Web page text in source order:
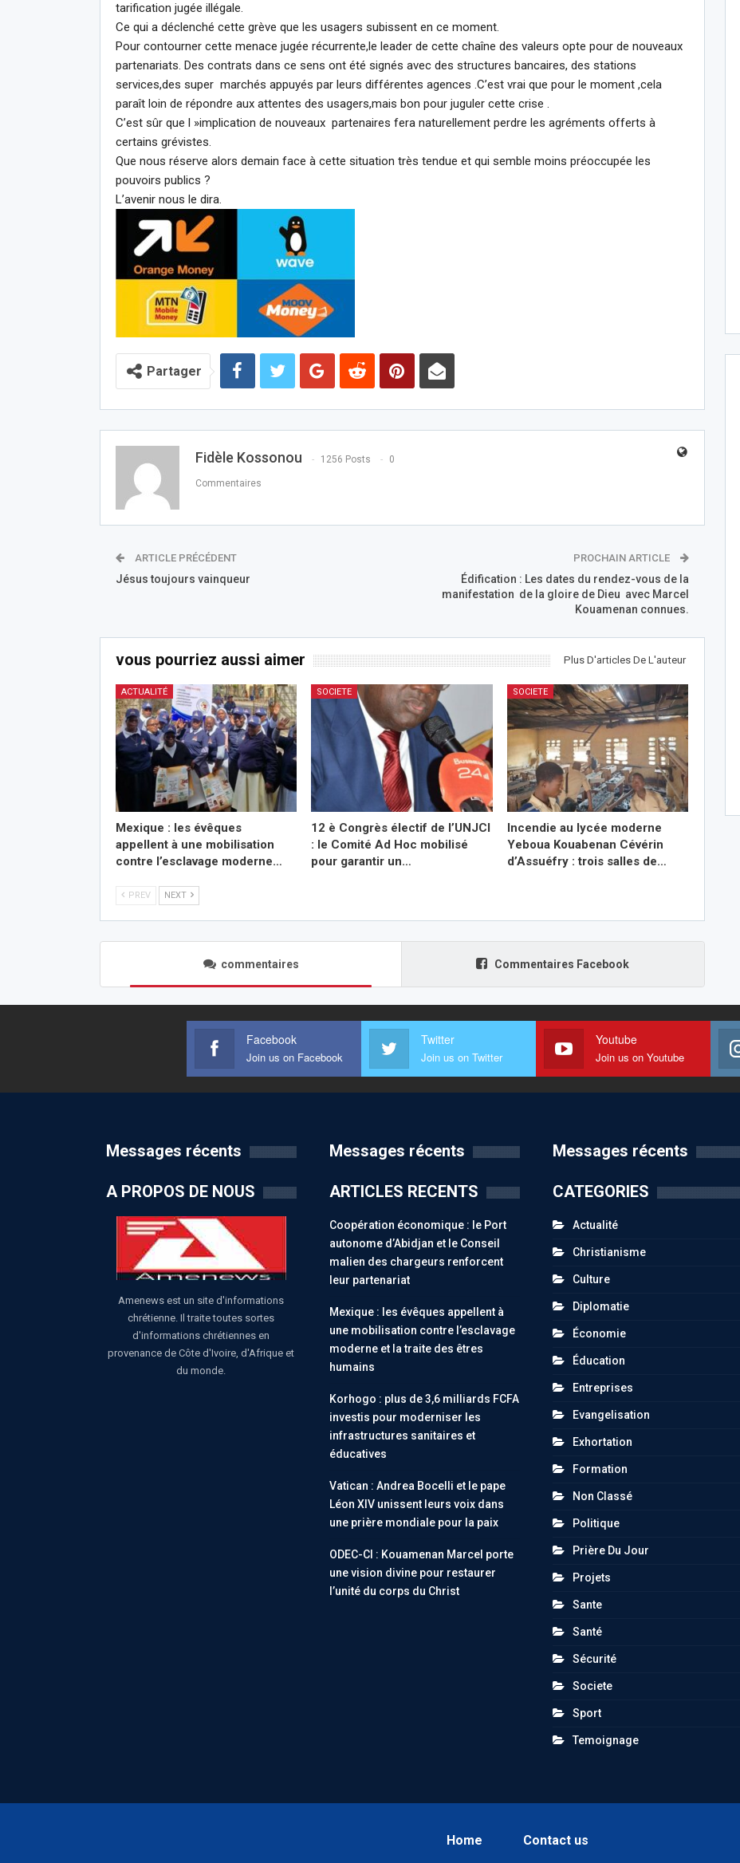
tarification jugée illégale.
Ce qui a déclenché cette grève que les usagers subissent en ce moment.
Pour contourner cette menace jugée récurrente,le leader de cette chaîne des valeurs opte pour de nouveaux
partenariats. Des contrats dans ce sens ont été signés avec des structures bancaires, des stations
services,des super marchés appuyés par leurs différentes agences .C’est vrai que pour le moment ,cela
paraît loin de répondre aux attentes des usagers,mais bon pour juguler cette crise .
C’est sûr que l »implication de nouveaux partenaires fera naturellement perdre les agréments offerts à
certains grévistes.
Que nous réserve alors demain face à cette situation très tendue et qui semble moins préoccupée les
pouvoirs publics ?
L’avenir nous le dira.
Partager
Fidèle Kossonou 1256 Posts 0
Commentaires
ARTICLE PRÉCÉDENT
Jésus toujours vainqueur
PROCHAIN ARTICLE
Édification : Les dates du rendez-vous de la
manifestation de la gloire de Dieu avec Marcel
Kouamenan connues.
vous pourriez aussi aimer Plus D'articles De L'auteur
ACTUALITÉ
Mexique : les évêques
appellent à une mobilisation
contre l’esclavage moderne…
SOCIETE
12 è Congrès électif de l’UNJCI
: le Comité Ad Hoc mobilisé
pour garantir un…
SOCIETE
Incendie au lycée moderne
Yeboua Kouabenan Cévérin
d’Assuéfry : trois salles de…
PREV NEXT
commentaires Commentaires Facebook
Facebook
Join us on Facebook
Twitter
Join us on Twitter
Youtube
Join us on Youtube
Messages récents
A PROPOS DE NOUS
Amenews est un site d'informations
chrétienne. Il traite toutes sortes
d'informations chrétiennes en
provenance de Côte d'Ivoire, d'Afrique et
du monde.
Messages récents
ARTICLES RECENTS
Coopération économique : le Port
autonome d’Abidjan et le Conseil
malien des chargeurs renforcent
leur partenariat
Mexique : les évêques appellent à
une mobilisation contre l’esclavage
moderne et la traite des êtres
humains
Korhogo : plus de 3,6 milliards FCFA
investis pour moderniser les
infrastructures sanitaires et
éducatives
Vatican : Andrea Bocelli et le pape
Léon XIV unissent leurs voix dans
une prière mondiale pour la paix
ODEC-CI : Kouamenan Marcel porte
une vision divine pour restaurer
l’unité du corps du Christ
Messages récents
CATEGORIES
Actualité
Christianisme
Culture
Diplomatie
Économie
Éducation
Entreprises
Evangelisation
Exhortation
Formation
Non Classé
Politique
Prière Du Jour
Projets
Sante
Santé
Sécurité
Societe
Sport
Temoignage
Home Contact us